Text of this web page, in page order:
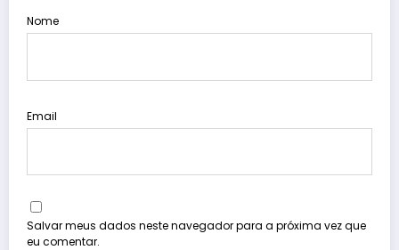
Nome
Email
Salvar meus dados neste navegador para a próxima vez que
eu comentar.